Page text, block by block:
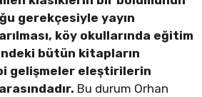
gerekçesiyle yayın
köy okullarında eğitim
bütün kitapların
gelişmeler eleştirilerin
Bu durum Orhan